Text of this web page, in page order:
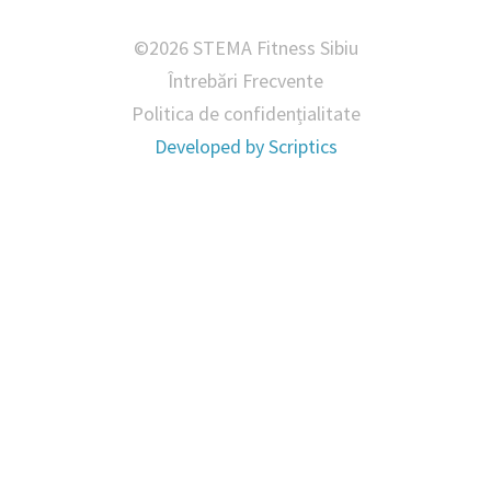
©2026 STEMA Fitness Sibiu
Întrebări Frecvente
Politica de confidențialitate
Developed byScriptics